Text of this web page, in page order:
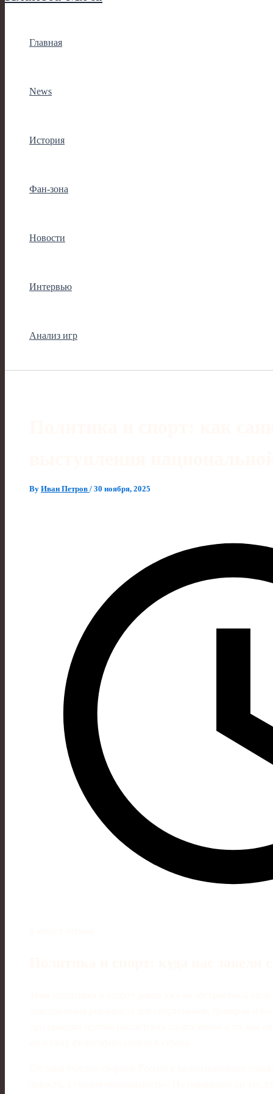
Главная
News
История
Фан-зона
Новости
Интервью
Анализ игр
By Иван Петров / 30 ноября, 2025